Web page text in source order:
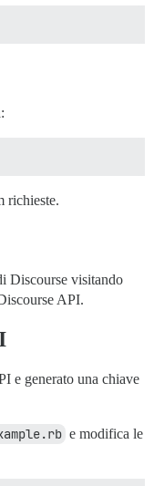
richieste.
Discourse visitando
API.
e generato una chiave
e modifica le